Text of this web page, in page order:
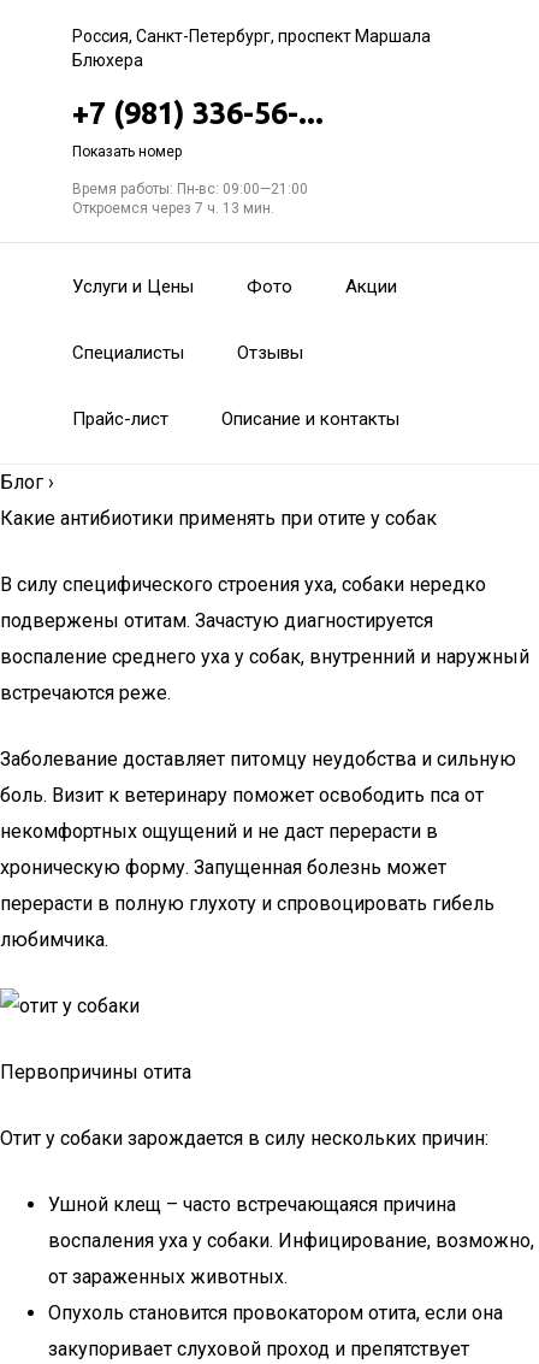
Россия, Санкт-Петербург, проспект Маршала
Блюхера
+7 (981) 336-56-...
Показать номер
Время работы: Пн-вс: 09:00—21:00
Откроемся через 7 ч. 13 мин.
Услуги и Цены Фото Акции
Специалисты Отзывы
Прайс-лист Описание и контакты
Блог ›
Какие антибиотики применять при отите у собак
В силу специфического строения уха, собаки нередко
подвержены отитам. Зачастую диагностируется
воспаление среднего уха у собак, внутренний и наружный
встречаются реже.
Заболевание доставляет питомцу неудобства и сильную
боль. Визит к ветеринару поможет освободить пса от
некомфортных ощущений и не даст перерасти в
хроническую форму. Запущенная болезнь может
перерасти в полную глухоту и спровоцировать гибель
любимчика.
Первопричины отита
Отит у собаки зарождается в силу нескольких причин:
Ушной клещ – часто встречающаяся причина
воспаления уха у собаки. Инфицирование, возможно,
от зараженных животных.
Опухоль становится провокатором отита, если она
закупоривает слуховой проход и препятствует